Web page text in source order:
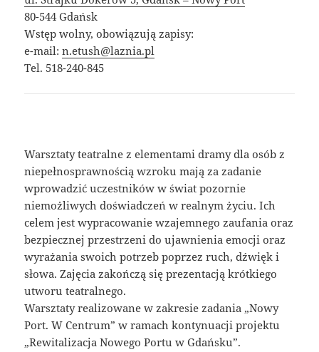
80-544 Gdańsk
Wstęp wolny, obowiązują zapisy:
e-mail:n.etush@laznia.pl
Tel. 518-240-845
Warsztaty teatralne z elementami dramy dla osób z
niepełnosprawnością wzroku mają za zadanie
wprowadzić uczestników w świat pozornie
niemożliwych doświadczeń w realnym życiu. Ich
celem jest wypracowanie wzajemnego zaufania oraz
bezpiecznej przestrzeni do ujawnienia emocji oraz
wyrażania swoich potrzeb poprzez ruch, dźwięk i
słowa. Zajęcia zakończą się prezentacją krótkiego
utworu teatralnego.
Warsztaty realizowane w zakresie zadania „Nowy
Port. W Centrum” w ramach kontynuacji projektu
„Rewitalizacja Nowego Portu w Gdańsku”.